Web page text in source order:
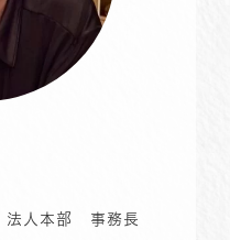
法人本部 事務長